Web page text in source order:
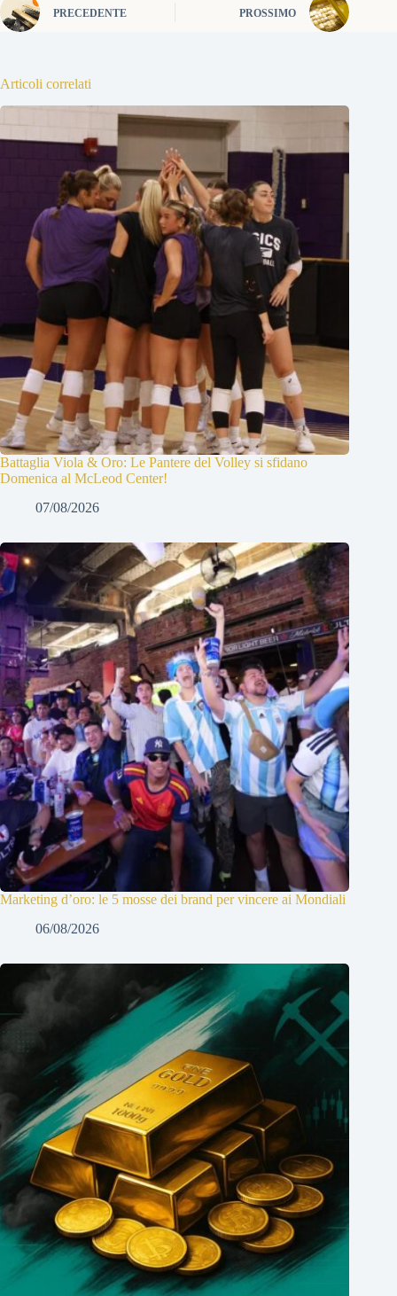
PRECEDENTE PROSSIMO
Articoli correlati
Battaglia Viola & Oro: Le Pantere del Volley si sfidano
Domenica al McLeod Center!
07/08/2026
Marketing d’oro: le 5 mosse dei brand per vincere ai Mondiali
06/08/2026